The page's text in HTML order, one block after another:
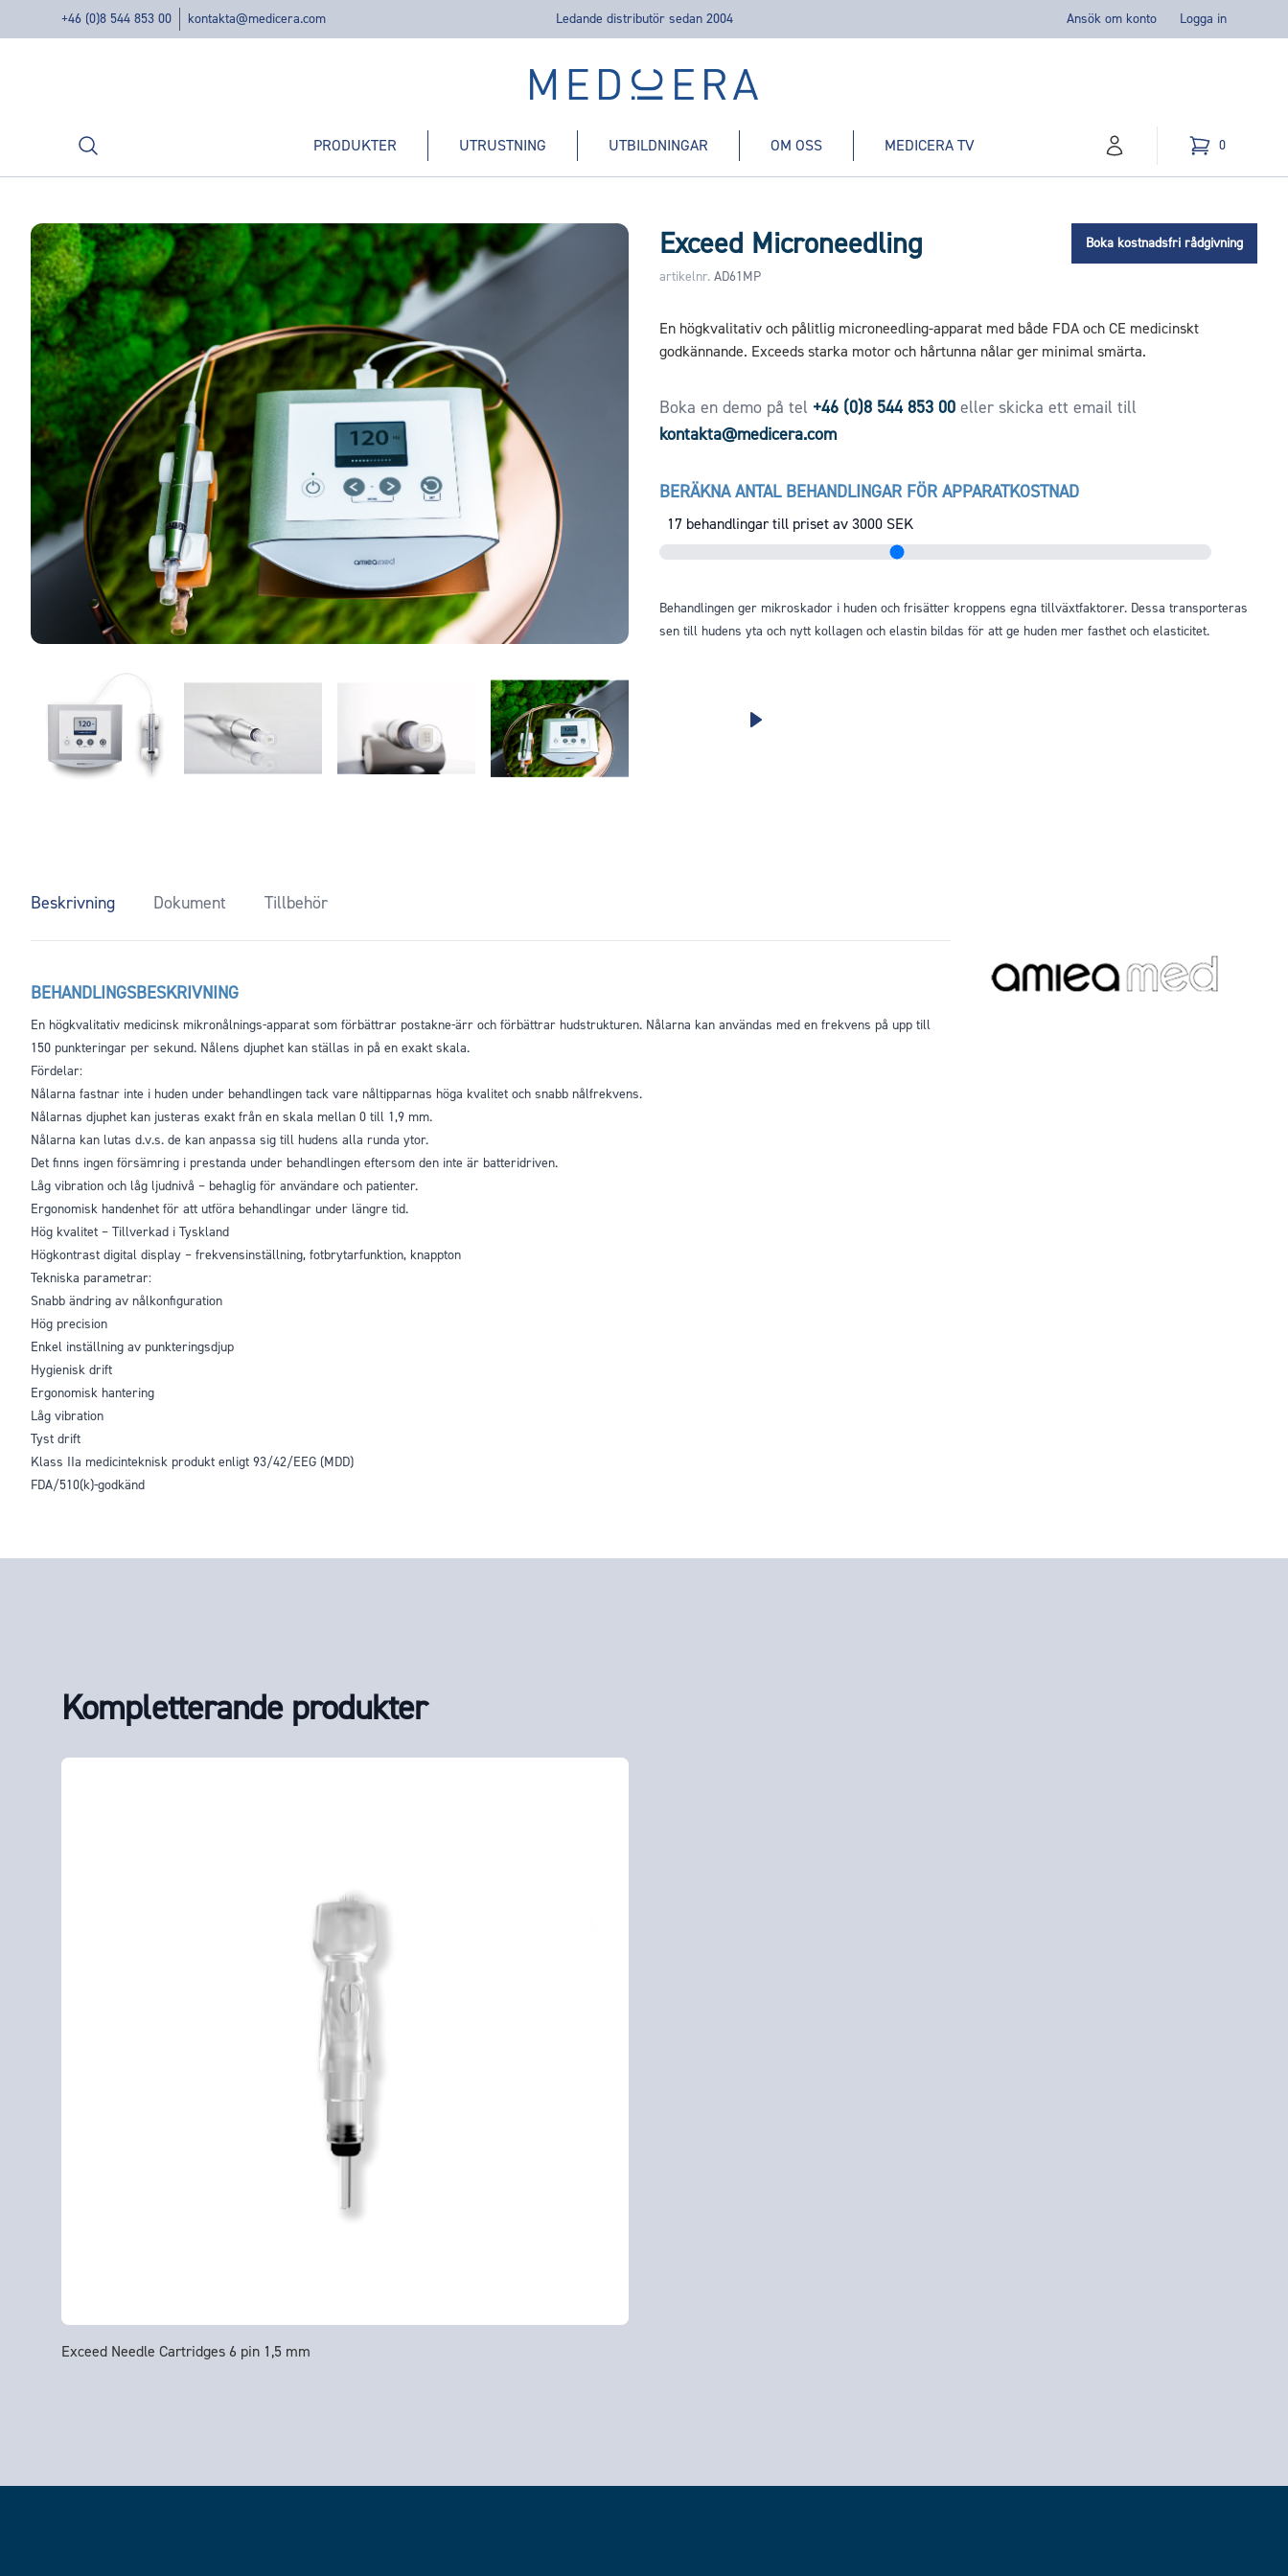
+46 (0)8 544 853 00 kontakta@medicera.com Ledande distributör sedan 2004 Ansök om konto Logga in
Medicera | New Medic Era AB
Sök PRODUKTER UTRUSTNING UTBILDNINGAR OM OSS MEDICERA TV konto Kundvagn
0
varor i
Equipment
Exceed Microneedling
Boka kostnadsfri rådgivning
artikelnr. AD61MP
En högkvalitativ och pålitlig microneedling-apparat med både FDA och CE medicinskt
godkännande. Exceeds starka motor och hårtunna nålar ger minimal smärta.
Boka en demo på tel +46 (0)8 544 853 00 eller skicka ett email till
kontakta@medicera.com
BERÄKNA ANTAL BEHANDLINGAR FÖR APPARATKOSTNAD
17 behandlingar till priset av3000 SEK
Behandlingen ger mikroskador i huden och frisätter kroppens egna tillväxtfaktorer. Dessa transporteras
sen till hudens yta och nytt kollagen och elastin bildas för att ge huden mer fasthet och elasticitet.
Beskrivning Dokument Tillbehör
BEHANDLINGSBESKRIVNING
En högkvalitativ medicinsk mikronålnings-apparat som förbättrar postakne-ärr och förbättrar hudstrukturen. Nålarna kan användas med en frekvens på upp till
150 punkteringar per sekund. Nålens djuphet kan ställas in på en exakt skala.
Fördelar:
Nålarna fastnar inte i huden under behandlingen tack vare nåltipparnas höga kvalitet och snabb nålfrekvens.
Nålarnas djuphet kan justeras exakt från en skala mellan 0 till 1,9 mm.
Nålarna kan lutas d.v.s. de kan anpassa sig till hudens alla runda ytor.
Det finns ingen försämring i prestanda under behandlingen eftersom den inte är batteridriven.
Låg vibration och låg ljudnivå – behaglig för användare och patienter.
Ergonomisk handenhet för att utföra behandlingar under längre tid.
Hög kvalitet – Tillverkad i Tyskland
Högkontrast digital display – frekvensinställning, fotbrytarfunktion, knappton
Tekniska parametrar:
Snabb ändring av nålkonfiguration
Hög precision
Enkel inställning av punkteringsdjup
Hygienisk drift
Ergonomisk hantering
Låg vibration
Tyst drift
Klass IIa medicinteknisk produkt enligt 93/42/EEG (MDD)
FDA/510(k)-godkänd
Kompletterande produkter
Exceed Needle Cartridges 6 pin 1,5 mm